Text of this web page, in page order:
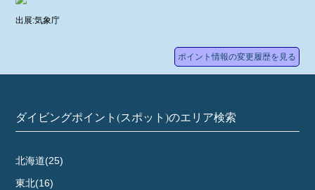
出展:気象庁
ポイント情報の変更履歴を見る
ダイビングポイント(スポット)のエリア検索
北海道(25)
東北(16)